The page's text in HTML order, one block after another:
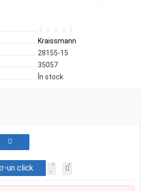
Kraissmann
28155-15
35057
În stock
un click